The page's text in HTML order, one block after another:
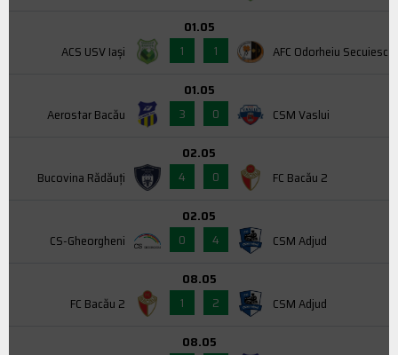
ACS USV Iaşi
01.05
1
1 AFC Odorheiu Secuiesc
Aerostar Bacău
01.05
3
0 CSM Vaslui
Bucovina Rădăuți
02.05
4
0 FC Bacău 2
CS-Gheorgheni
02.05
0
4 CSM Adjud
FC Bacău 2
08.05
1
2 CSM Adjud
08.05